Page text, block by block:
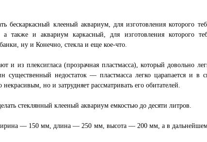
бескаркасный клееный аквариум, для изготовления которого
также и аквариум каркасный, для изготовления которого
ну и Конечно, стекла и еще кое-что.
и из плексигласа (прозрачная пластмасса), который довольно
недостаток — пластмасса легко царапается и в
некрасивым, но и затрудняет рассматривать его обитателей.
стеклянный клееный аквариум емкостью до десяти литров.
— 150 мм, длина — 250 мм, высота — 200 мм, а в